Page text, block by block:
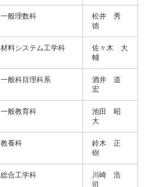
一般理数科
松井 秀
徳
材料システム工学科
佐々木 大
輔
一般科目理科系
酒井 道
宏
一般教育科
池田 昭
大
教養科
鈴木 正
樹
総合工学科
川崎 浩
司